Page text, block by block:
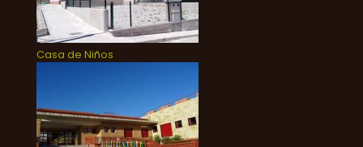
Casa de Niños